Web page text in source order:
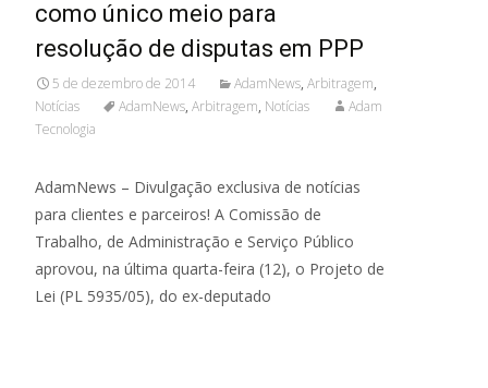
como único meio para
resolução de disputas em PPP
5 de dezembro de 2014 AdamNews, Arbitragem,
Notícias
AdamNews, Arbitragem, Notícias
Adam
Tecnologia
AdamNews – Divulgação exclusiva de notícias
para clientes e parceiros! A Comissão de
Trabalho, de Administração e Serviço Público
aprovou, na última quarta-feira (12), o Projeto de
Lei (PL 5935/05), do ex-deputado